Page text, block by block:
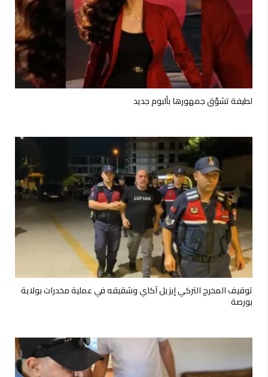
لطيفة تشوّق جمهورها بألبوم جديد
توقيف المخرج التركي إيزيل آكاي وشقيقه في عملية مخدرات بولاية
بورصة